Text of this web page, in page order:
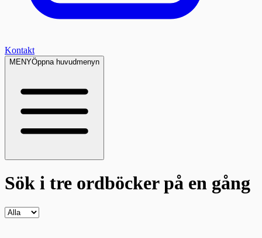
Kontakt
MENYÖppna huvudmenyn
Sök i tre ordböckerpå en gång